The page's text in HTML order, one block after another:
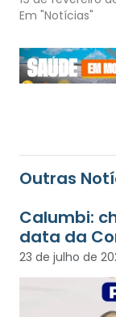
Em "Notícias"
Outras
Calumbi:
data da
23 de julho de